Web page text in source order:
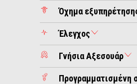
Όχημα
Έλεγχος
Γνήσια Αξεσουάρ
Προγραμματισμένη